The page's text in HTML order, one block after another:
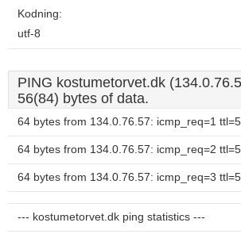
Kodning:
utf-8
PING kostumetorvet.dk
56(84) bytes of data.
64 bytes from 134.0.76.57: icmp_req=1
64 bytes from 134.0.76.57: icmp_req=2
64 bytes from 134.0.76.57: icmp_req=3
--- kostumetorvet.dk ping statistics ---